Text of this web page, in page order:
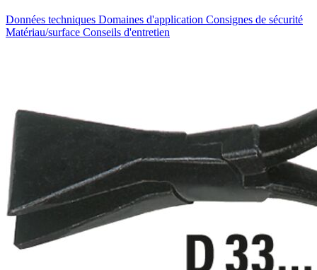
Données techniques Domaines d'application Consignes de sécurité
Matériau/surface Conseils d'entretien